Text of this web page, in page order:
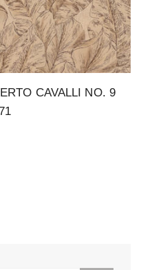
CAVALLI NO. 9